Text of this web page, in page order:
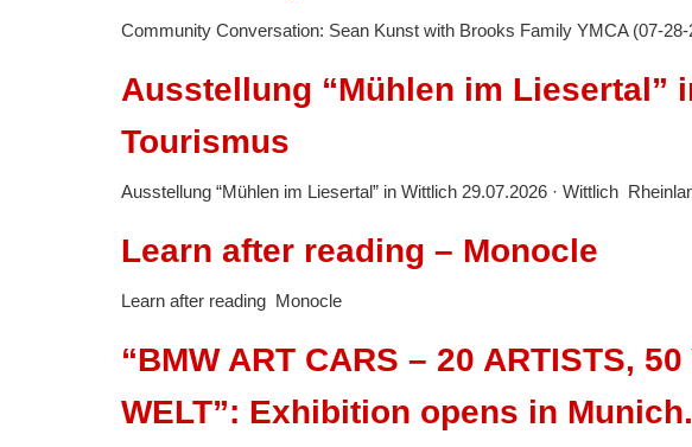
Community Conversation: Sean Kunst with Brooks Family YMCA (07-
Ausstellung “Mühlen im Liesertal”
Tourismus
Ausstellung “Mühlen im Liesertal” in Wittlich 29.07.2026 · Wittlich
Learn after reading – Monocle
Learn after reading Monocle
“BMW ART CARS – 20 ARTISTS,
WELT”: Exhibition opens in